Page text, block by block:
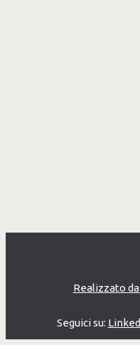
Realizzato
Seguici su: